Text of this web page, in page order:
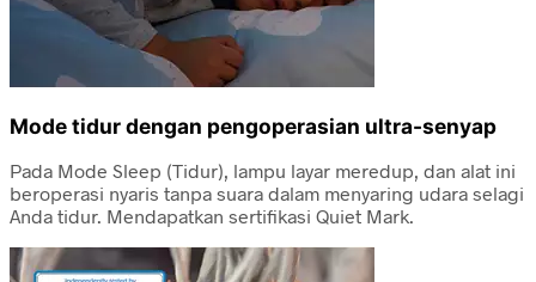
Mode tidur dengan pengoperasian ultra-senyap
Pada Mode Sleep (Tidur), lampu layar meredup, dan alat ini
beroperasi nyaris tanpa suara dalam menyaring udara selagi
Anda tidur. Mendapatkan sertifikasi Quiet Mark.